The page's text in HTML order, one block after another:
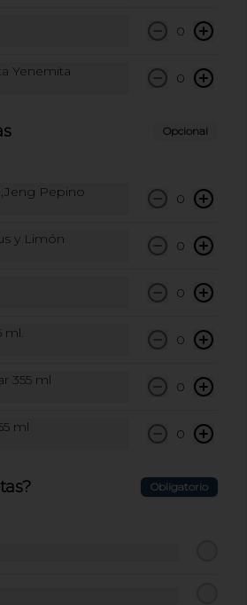
Topo Chico 600 ml
Paquete de Pitas x 5und
en casa.
$105.00
0
Yenemita 0
Opcional
Pepino 0
y Limón 0
0
ml. 0
355 ml 0
ml 0
Obligatorio